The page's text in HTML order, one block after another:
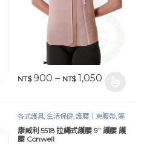
NT$900 – NT$1,050價格範圍
各式護具,生活保健,護腰｜束腹帶,軀
幹護具
康威利 5518 拉繩式護腰 9” 護腰 護
腰 Conwell